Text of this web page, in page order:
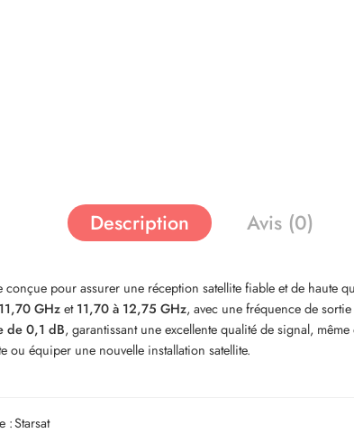
Description Avis (0)
pour assurer une réception satellite fiable et de haute
GHzet11,70 à 12,75 GHz, avec une fréquence de
de 0,1 dB, garantissant une excellente qualité de signal,
ou équiper une nouvelle installation satellite.
:Starsat